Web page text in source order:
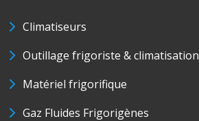
Climatiseurs
Outillage frigoriste & climatisation
Matériel frigorifique
Gaz Fluides Frigorigènes